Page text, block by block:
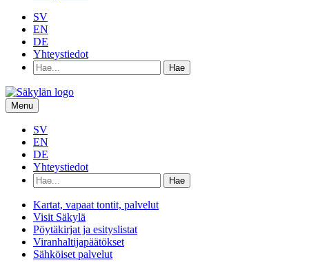
SV
EN
DE
Yhteystiedot
Hae
hakusanalla:
Menu
SV
EN
DE
Yhteystiedot
Hae
hakusanalla:
Kartat, vapaat tontit, palvelut
Visit Säkylä
Pöytäkirjat ja esityslistat
Viranhaltijapäätökset
Sähköiset palvelut